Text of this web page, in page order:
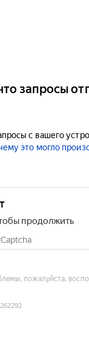
запросы
с вашего
это могло
продолжить
пожалуйста,